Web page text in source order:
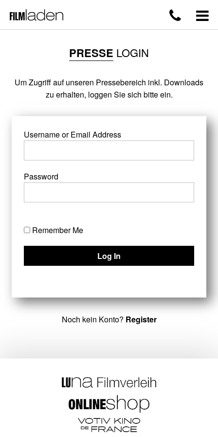
PRESSE LOGIN
Um Zugriff auf unseren Pressebereich inkl. Downloads
zu erhalten, loggen Sie sich bitte ein.
Username or Email Address
Password
Remember Me
Noch kein Konto? Register